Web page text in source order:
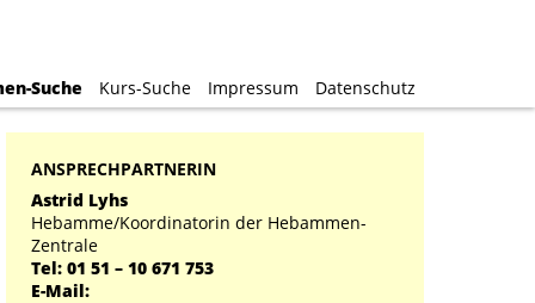
Suche Kurs-Suche Impressum Datenschutz
Suche Kurs-Suche Impressum Datenschutz
ANSPRECHPARTNERIN
Astrid Lyhs
Hebamme/Koordinatorin der Hebammen-
Zentrale
Tel: 01 51 – 10 671 753
E-Mail: